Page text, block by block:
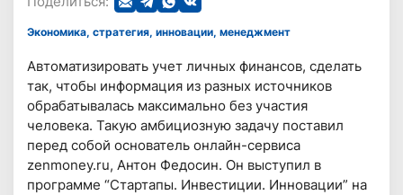
Экономика, стратегия, инновации, менеджмент
Автоматизировать учет личных финансов, сделать
так, чтобы информация из разных источников
обрабатывалась максимально без участия
человека. Такую амбициозную задачу поставил
перед собой основатель онлайн-сервиса
zenmoney.ru, Антон Федосин. Он выступил в
программе “Стартапы. Инвестиции. Инновации” на